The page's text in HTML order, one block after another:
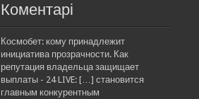
Коментарі
Космобет: кому принадлежит
инициатива прозрачности. Как
репутация владельца защищает
выплаты - 24 LIVE: […] становится
главным конкурентным